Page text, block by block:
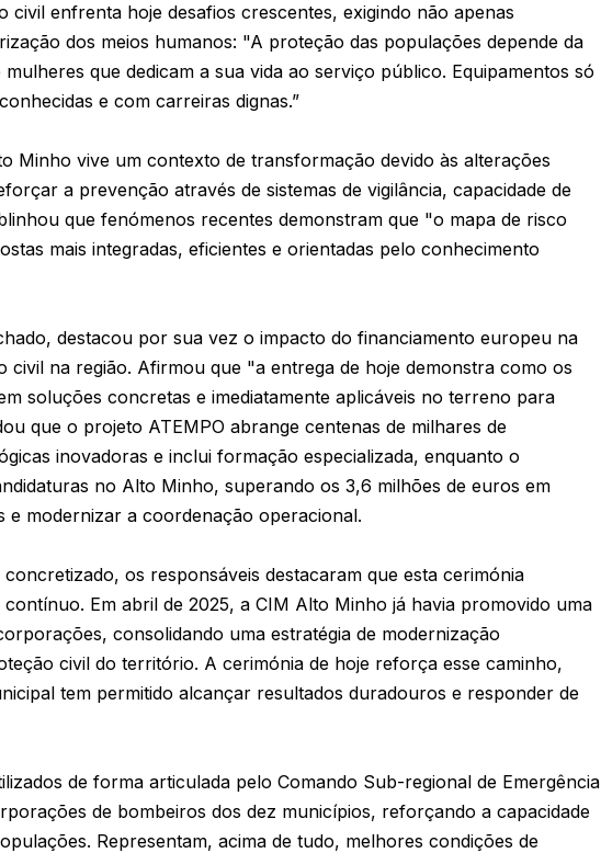
civil enfrenta hoje desafios crescentes, exigindo não apenas
dos meios humanos: "A proteção das populações depende da
que dedicam a sua vida ao serviço público. Equipamentos só
e com carreiras dignas.”
Minho vive um contexto de transformação devido às alterações
a prevenção através de sistemas de vigilância, capacidade de
que fenómenos recentes demonstram que "o mapa de risco
mais integradas, eficientes e orientadas pelo conhecimento
destacou por sua vez o impacto do financiamento europeu na
civil na região. Afirmou que "a entrega de hoje demonstra como os
soluções concretas e imediatamente aplicáveis no terreno para
que o projeto ATEMPO abrange centenas de milhares de
inovadoras e inclui formação especializada, enquanto o
no Alto Minho, superando os 3,6 milhões de euros em
e modernizar a coordenação operacional.
os responsáveis destacaram que esta cerimónia
Em abril de 2025, a CIM Alto Minho já havia promovido uma
consolidando uma estratégia de modernização
civil do território. A cerimónia de hoje reforça esse caminho,
tem permitido alcançar resultados duradouros e responder de
de forma articulada pelo Comando Sub-regional de Emergência
de bombeiros dos dez municípios, reforçando a capacidade
Representam, acima de tudo, melhores condições de